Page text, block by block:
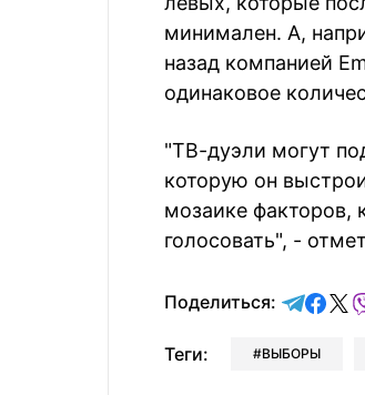
минимален. А,
назад компанией
одинаковое
"ТВ-дуэли могут
которую он
мозаике факторов,
голосовать", -
Поделиться:
Теги: ВЫБОРЫ